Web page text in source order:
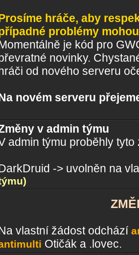
hráče, aby
problémy
je kód pro
novinky.
od nového serveru
novém serveru
v admin týmu
admin týmu proběhly tyto
-> uvolněn na
vlastní žádost odchází
Otičák a .lovec.